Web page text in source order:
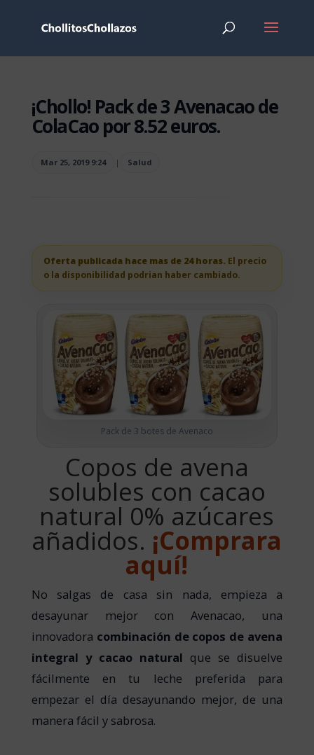
¡Chollo! Pack de 3 Avenacao de
ColaCao por 8.52 euros.
Mar 25, 2019 9:24 | Salud
Oferta publicada hace mas de 24 horas. El precio
o la disponibilidad podrian haber cambiado.
Pack de 3 botes de Avenaco
Copos de avena
solubles con cacao
natural 0% azúcares
añadidos. ¡Comprara
aquí!
No salgas de casa sin nada, empieza a
desayunar mejor con Avenacao, una
innovadora combinación de copos de avena
integral y cacao natural que se disuelve
fácilmente en tu leche preferida para
empezar el día desayunando mejor, de una
manera fácil y sabrosa.